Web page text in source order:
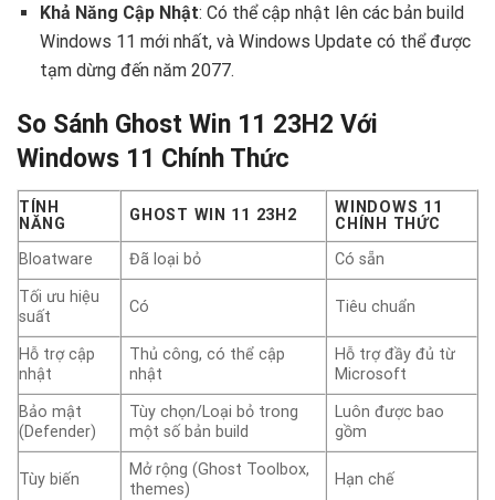
Khả Năng Cập Nhật: Có thể cập nhật lên các bản build
Windows 11 mới nhất, và Windows Update có thể được
tạm dừng đến năm 2077.
So Sánh Ghost Win 11 23H2 Với
Windows 11 Chính Thức
TÍNH
NĂNG
GHOST WIN 11 23H2
WINDOWS 11
CHÍNH THỨC
Bloatware
Đã loại bỏ
Có sẵn
Tối ưu hiệu
suất
Có Tiêu chuẩn
Hỗ trợ cập
nhật
Thủ công, có thể cập
nhật
Hỗ trợ đầy đủ từ
Microsoft
Bảo mật
(Defender)
Tùy chọn/Loại bỏ trong
một số bản build
Luôn được bao
gồm
Tùy biến
Mở rộng (Ghost Toolbox,
themes)
Hạn chế